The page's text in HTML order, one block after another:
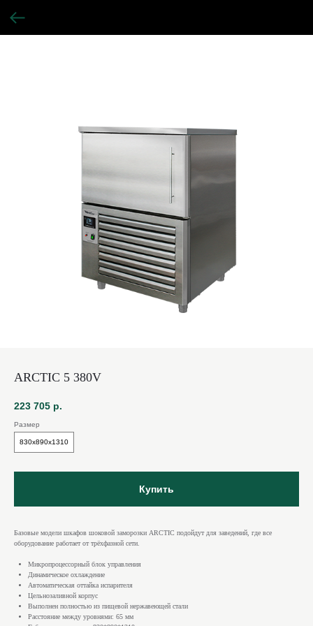
ARCTIC 5 380V
223 705 р.
Размер
830х890х1310
Купить
Базовые модели шкафов шоковой заморозки ARCTIC подойдут для заведений, где все
оборудование работает от трёхфазной сети.
Микропроцессорный блок управления
Динамическое охлаждение
Автоматическая оттайка испарителя
Цельнозаливной корпус
Выполнен полностью из пищевой нержавеющей стали
Расстояние между уровнями: 65 мм